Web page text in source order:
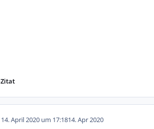
Zitat
14. April 2020 um 17:1814. Apr 2020